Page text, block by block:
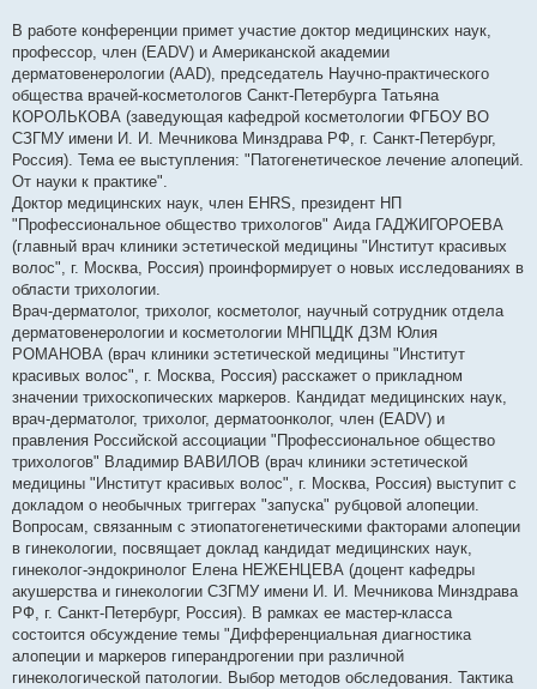
В работе конференции примет участие доктор медицинских наук,
профессор, член (EADV) и Американской академии
дерматовенерологии (AAD), председатель Научно-практического
общества врачей-косметологов Санкт-Петербурга Татьяна
КОРОЛЬКОВА (заведующая кафедрой косметологии ФГБОУ ВО
СЗГМУ имени И. И. Мечникова Минздрава РФ, г. Санкт-Петербург,
Россия). Тема ее выступления: "Патогенетическое лечение алопеций.
От науки к практике".
Доктор медицинских наук, член EHRS, президент НП
"Профессиональное общество трихологов" Аида ГАДЖИГОРОЕВА
(главный врач клиники эстетической медицины "Институт красивых
волос", г. Москва, Россия) проинформирует о новых исследованиях в
области трихологии.
Врач-дерматолог, трихолог, косметолог, научный сотрудник отдела
дерматовенерологии и косметологии МНПЦДК ДЗМ Юлия
РОМАНОВА (врач клиники эстетической медицины "Институт
красивых волос", г. Москва, Россия) расскажет о прикладном
значении трихоскопических маркеров. Кандидат медицинских наук,
врач-дерматолог, трихолог, дерматоонколог, член (EADV) и
правления Российской ассоциации "Профессиональное общество
трихологов" Владимир ВАВИЛОВ (врач клиники эстетической
медицины "Институт красивых волос", г. Москва, Россия) выступит с
докладом о необычных триггерах "запуска" рубцовой алопеции.
Вопросам, связанным с этиопатогенетическими факторами алопеции
в гинекологии, посвящает доклад кандидат медицинских наук,
гинеколог-эндокринолог Елена НЕЖЕНЦЕВА (доцент кафедры
акушерства и гинекологии СЗГМУ имени И. И. Мечникова Минздрава
РФ, г. Санкт-Петербург, Россия). В рамках ее мастер-класса
состоится обсуждение темы "Дифференциальная диагностика
алопеции и маркеров гиперандрогении при различной
гинекологической патологии. Выбор методов обследования. Тактика